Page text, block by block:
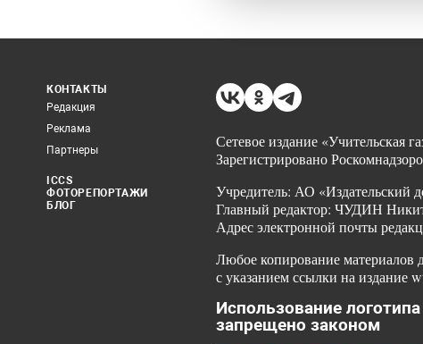
КОНТАКТЫ
Редакция
Реклама
Партнеры
ICCS
ФОТОРЕПОРТАЖИ
БЛОГ
Сетевое издание «Учительская
Зарегистрировано
Учредитель: АО «Издательский
Главный редактор: ЧУДИН
Адрес электронной почты
Любое копирование материалов
с указанием ссылки на издание
Использование
запрещено законом